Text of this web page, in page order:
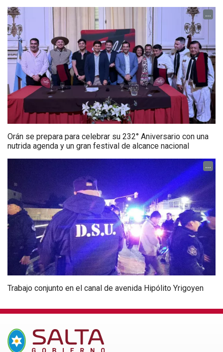
...
Orán se prepara para celebrar su 232° Aniversario con una
nutrida agenda y un gran festival de alcance nacional
...
Trabajo conjunto en el canal de avenida Hipólito Yrigoyen